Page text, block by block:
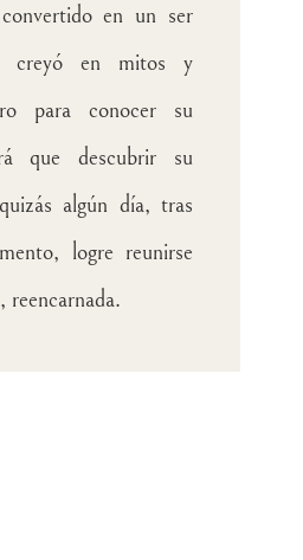
en un ser
creyó en mitos y
para conocer su
que descubrir su
algún día, tras
logre reunirse
reencarnada.